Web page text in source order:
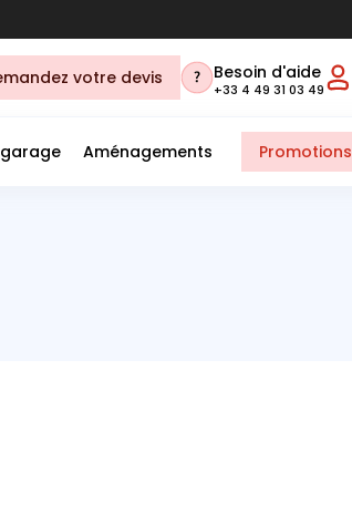
votre devis Besoin d'aide
+33 4 49 31 03 49
Aménagements Promotions